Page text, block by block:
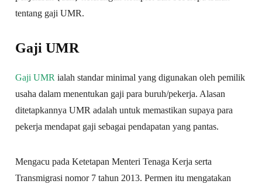
tentang gaji UMR.
Gaji UMR
Gaji UMR ialah standar minimal yang digunakan oleh pemilik
usaha dalam menentukan gaji para buruh/pekerja. Alasan
ditetapkannya UMR adalah untuk memastikan supaya para
pekerja mendapat gaji sebagai pendapatan yang pantas.
Mengacu pada Ketetapan Menteri Tenaga Kerja serta
Transmigrasi nomor 7 tahun 2013. Permen itu mengatakan